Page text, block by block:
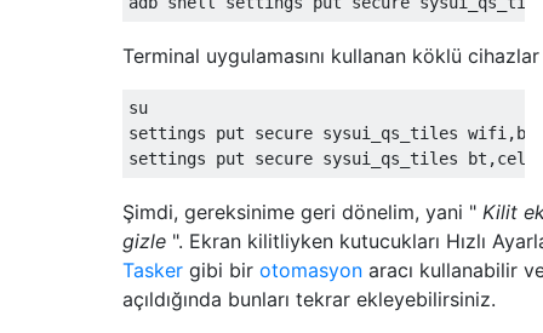
Terminal uygulamasını kullanan köklü
su
settings put secure sysui_qs_tiles
Şimdi, gereksinime geri dönelim, yani " Kilit
gizle ". Ekran kilitliyken kutucukları Hızlı
Tasker gibi bir otomasyon aracı kullanabilir
açıldığında bunları tekrar ekleyebilirsiniz.